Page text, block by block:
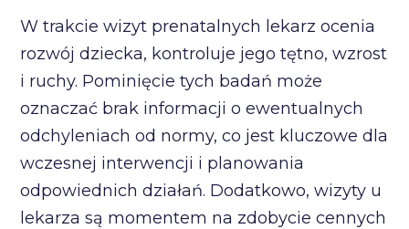
W trakcie wizyt prenatalnych lekarz ocenia
rozwój dziecka, kontroluje jego tętno, wzrost
i ruchy. Pominięcie tych badań może
oznaczać brak informacji o ewentualnych
odchyleniach od normy, co jest kluczowe dla
wczesnej interwencji i planowania
odpowiednich działań. Dodatkowo, wizyty u
lekarza są momentem na zdobycie cennych